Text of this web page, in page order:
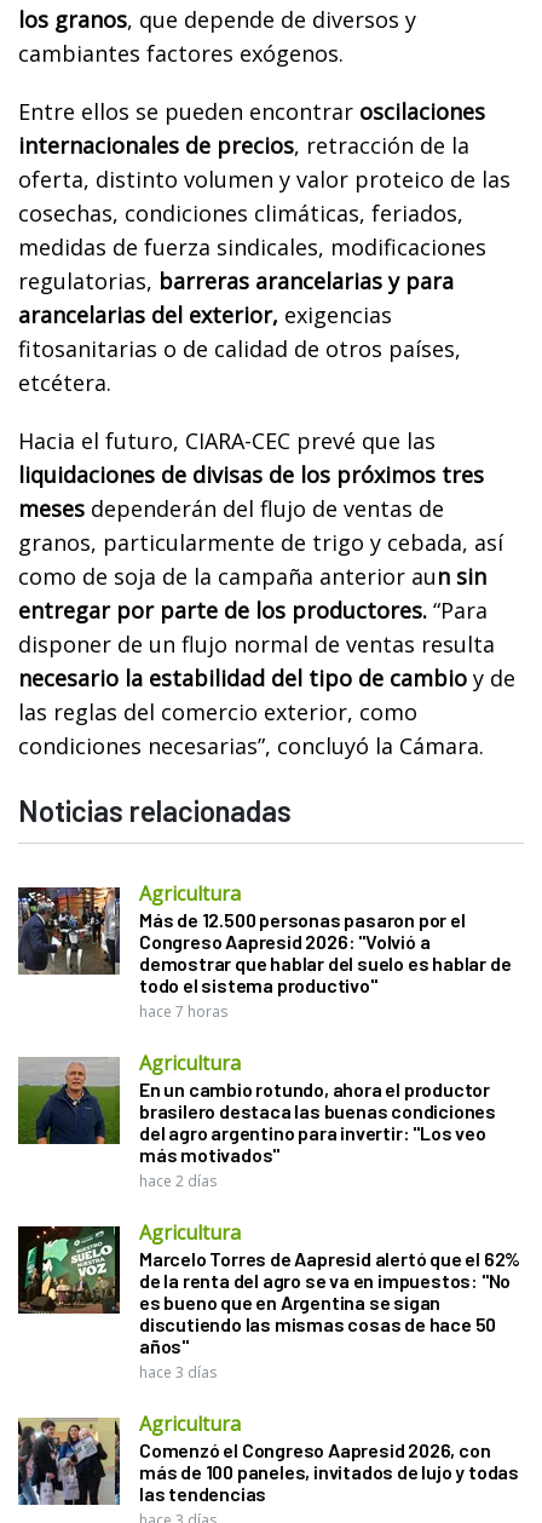
los granos, que depende de diversos y
cambiantes factores exógenos.
Entre ellos se pueden encontrar oscilaciones
internacionales de precios, retracción de la
oferta, distinto volumen y valor proteico de las
cosechas, condiciones climáticas, feriados,
medidas de fuerza sindicales, modificaciones
regulatorias, barreras arancelarias y para
arancelarias del exterior, exigencias
fitosanitarias o de calidad de otros países,
etcétera.
Hacia el futuro, CIARA-CEC prevé que las
liquidaciones de divisas de los próximos tres
meses dependerán del flujo de ventas de
granos, particularmente de trigo y cebada, así
como de soja de la campaña anterior aun sin
entregar por parte de los productores. “Para
disponer de un flujo normal de ventas resulta
necesario la estabilidad del tipo de cambio y de
las reglas del comercio exterior, como
condiciones necesarias”, concluyó la Cámara.
Noticias relacionadas
Agricultura
Más de 12.500 personas pasaron por el
Congreso Aapresid 2026: "Volvió a
demostrar que hablar del suelo es hablar de
todo el sistema productivo"
hace 7 horas
Agricultura
En un cambio rotundo, ahora el productor
brasilero destaca las buenas condiciones
del agro argentino para invertir: "Los veo
más motivados"
hace 2 días
Agricultura
Marcelo Torres de Aapresid alertó que el 62%
de la renta del agro se va en impuestos: "No
es bueno que en Argentina se sigan
discutiendo las mismas cosas de hace 50
años"
hace 3 días
Agricultura
Comenzó el Congreso Aapresid 2026, con
más de 100 paneles, invitados de lujo y todas
las tendencias